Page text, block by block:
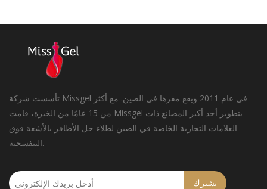
تأسست شركة Missgel في عام 2011 ويقع مقرها في الصين. مع أكثر
من 15 عامًا من الخبرة، قامت Missgel بتطوير أحد أكبر المصانع ذات
العلامات التجارية الخاصة في الصين لطلاء جل الأظافر بالأشعة فوق
البنفسجية.
يشترك